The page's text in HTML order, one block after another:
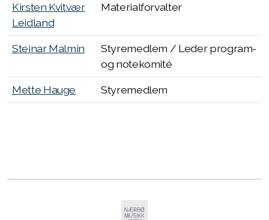
Kirsten Kvitvær
Leidland
Materialforvalter
Steinar Malmin
Styremedlem / Leder program-
og notekomité
Mette Hauge Styremedlem
Kostnad
Konserter
Instrumenter
Historie